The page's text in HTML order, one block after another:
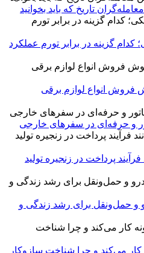
گزینه در برابر تورم عملکرد
فروش انواع لوازم برقی
و حرفه‌ای در سفرهای خارجی
پرداخت در زنجیره تولید
و حمل‌ونقل برای رشد زندگی و
می‌کند و چرا شناخت سازوکار